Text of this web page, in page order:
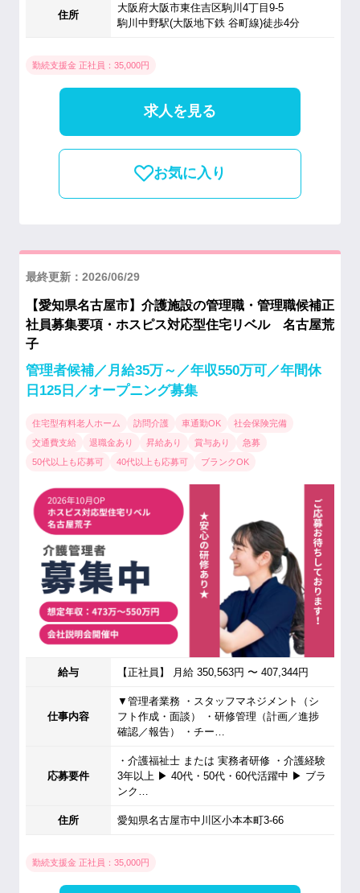
住所
大阪府大阪市東住吉区駒川4丁目9-5
駒川中野駅(大阪地下鉄 谷町線)徒歩4分
勤続支援金 正社員：35,000円
求人を見る
お気に入り
最終更新：2026/06/29
【愛知県名古屋市】介護施設の管理職・管理職候補正
社員募集要項・ホスピス対応型住宅リベル 名古屋荒
子
管理者候補／月給35万～／年収550万可／年間休
日125日／オープニング募集
住宅型有料老人ホーム 訪問介護 車通勤OK
社会保険完備
交通費支給
退職金あり 昇給あり 賞与あり
急募
50代以上も応募可
40代以上も応募可 ブランクOK
給与 【正社員】 月給 350,563円 〜 407,344円
仕事内容
▼管理者業務 ・スタッフマネジメント（シ
フト作成・面談） ・研修管理（計画／進捗
確認／報告） ・チー…
応募要件
・介護福祉士 または 実務者研修 ・介護経験
3年以上 ▶ 40代・50代・60代活躍中 ▶ ブラ
ンク…
住所 愛知県名古屋市中川区小本本町3-66
勤続支援金 正社員：35,000円